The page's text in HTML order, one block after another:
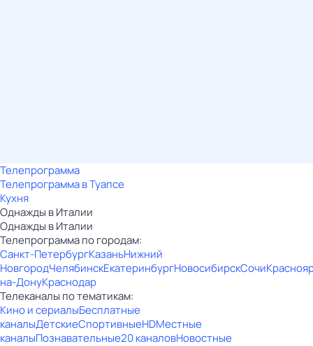
Телепрограмма
Телепрограмма в Туапсе
Кухня
Однажды в Италии
Однажды в Италии
Телепрограмма по городам:
Санкт-ПетербургКазаньНижний
НовгородЧелябинскЕкатеринбургНовосибирскСочи
на-ДонуКраснодар
Телеканалы по тематикам:
Кино и сериалыБесплатные
каналыДетскиеСпортивныеHDМестные
каналыПознавательные20 каналовНовостные